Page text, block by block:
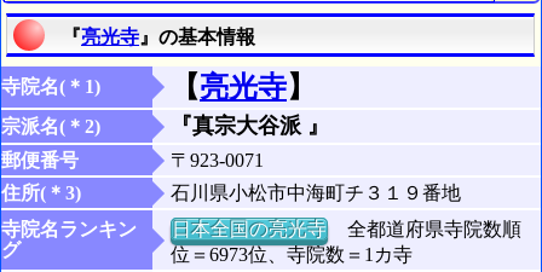
『亮光寺 』の基本情報
寺院名(＊1) 【亮光寺】
宗派名(＊2) 『真宗大谷派 』
郵便番号
〒923-0071
住所(＊3)
石川県小松市中海町チ３１９番地
寺院名ランキン
グ
日本全国の亮光寺全都道府県寺院数順
位＝6973位、寺院数＝1カ寺